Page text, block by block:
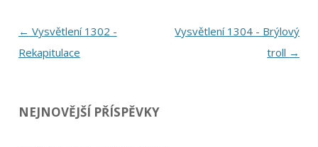
Navigace
pro
← Vysvětlení 1302 -
Rekapitulace
Vysvětlení 1304 - Brýlový
troll →
NEJNOVĚJŠÍ PŘÍSPĚVKY